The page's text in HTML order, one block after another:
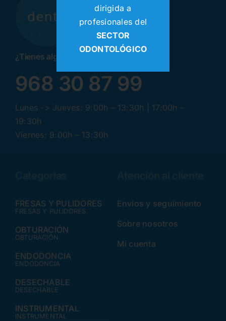
¿Tienes alguna pregunta? ¡Llamanos!
968 30 87 99
Lunes -> Jueves: 9:00h – 13:30h | 17:00h –
19:30h
Viernes: 9:00h – 13:30h
FRESAS Y PULIDORES
FRESAS Y PULIDORES
OBTURACIÓN
OBTURACIÓN
ENDODONCIA
ENDODONCIA
DESECHABLE
DESECHABLE
INSTRUMENTAL
INSTRUMENTAL
Envíos y seguimiento
Sobre nosotros
Mi cuenta
dirigida a
profesionales del
SECTOR
ODONTOLÓGICO